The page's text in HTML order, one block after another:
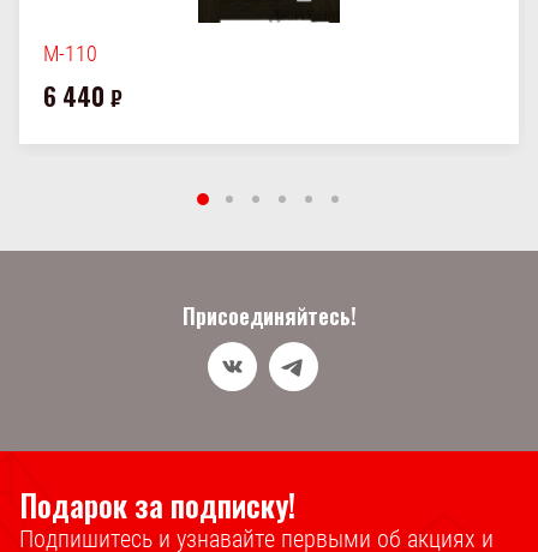
М-110
6 440 ₽
Присоединяйтесь!
Подарок за подписку!
Подпишитесь и узнавайте первыми об акциях и